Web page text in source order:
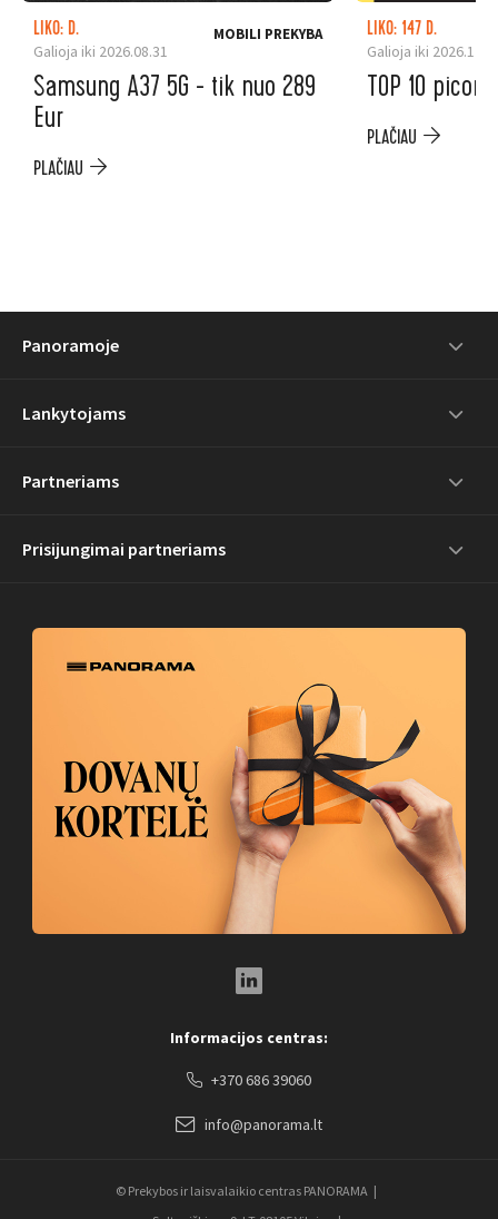
LIKO: D.
Galioja iki 2026.08.31
MOBILI PREKYBA
Samsung A37 5G - tik nuo 289
Eur
PLAČIAU
LIKO: 147 D.
Galioja iki
TOP 10
PLAČIAU
Panoramoje
Lankytojams
Partneriams
Prisijungimai partneriams
Informacijos centras:
+370 686 39060
info@panorama.lt
© Prekybos ir laisvalaikio centras PANORAMA